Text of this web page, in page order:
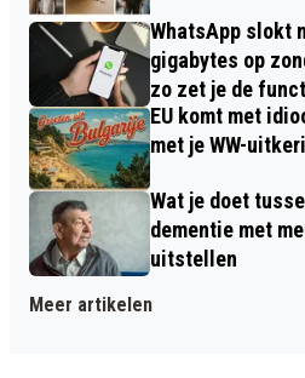
WhatsApp slokt
gigabytes op
zo zet je de
EU komt met
met je WW-
Wat je doet
dementie met
uitstellen
Meer artikelen